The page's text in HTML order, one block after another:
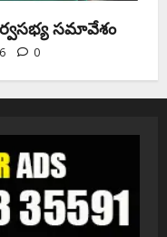
సమావేశం
0